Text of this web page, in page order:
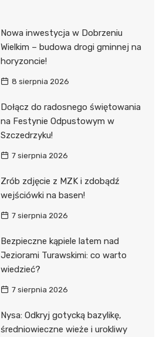
Nowa inwestycja w Dobrzeniu
Wielkim – budowa drogi gminnej na
horyzoncie!
8 sierpnia 2026
Dołącz do radosnego świętowania
na Festynie Odpustowym w
Szczedrzyku!
7 sierpnia 2026
Zrób zdjęcie z MZK i zdobądź
wejściówki na basen!
7 sierpnia 2026
Bezpieczne kąpiele latem nad
Jeziorami Turawskimi: co warto
wiedzieć?
7 sierpnia 2026
Nysa: Odkryj gotycką bazylikę,
średniowieczne wieże i urokliwy